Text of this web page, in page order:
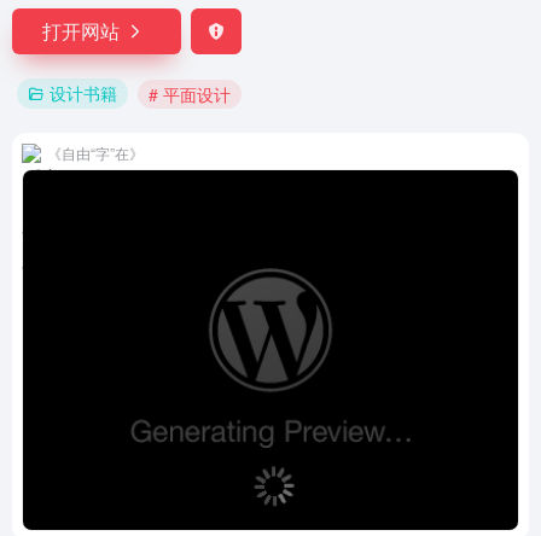
打开网站
设计书籍 # 平面设计
《自由“字”在》